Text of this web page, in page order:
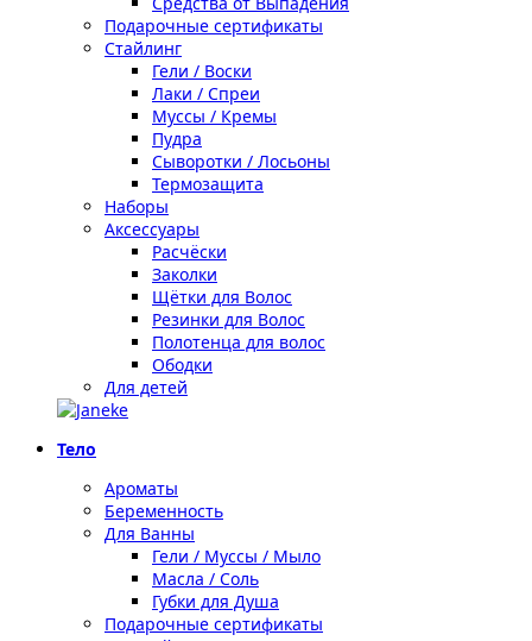
Подарочные сертификаты
Стайлинг
Гели / Воски
Лаки / Спреи
Муссы / Кремы
Пудра
Сыворотки / Лосьоны
Термозащита
Наборы
Аксессуары
Расчёски
Заколки
Щётки для Волос
Резинки для Волос
Полотенца для волос
Ободки
Для детей
Тело
Ароматы
Беременность
Для Ванны
Гели / Муссы / Мыло
Масла / Соль
Губки для Душа
Подарочные сертификаты